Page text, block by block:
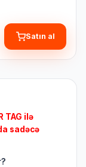
Satın al
TAG ilə
sadəcə